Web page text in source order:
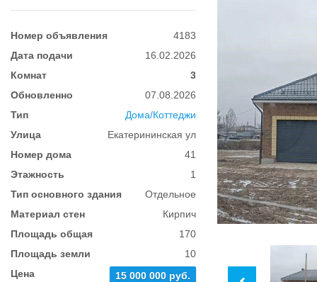
Номер объявления
4183
Дата подачи
16.02.2026
Комнат
3
Обновленно
07.08.2026
Тип
Дома/Коттеджи
Улица
Екатерининская ул
Номер дома
41
Этажность
1
Тип основного здания
Отдельное
Материал стен
Кирпич
Площадь общая
170
Площадь земли
10
Цена
15 000 000 руб.